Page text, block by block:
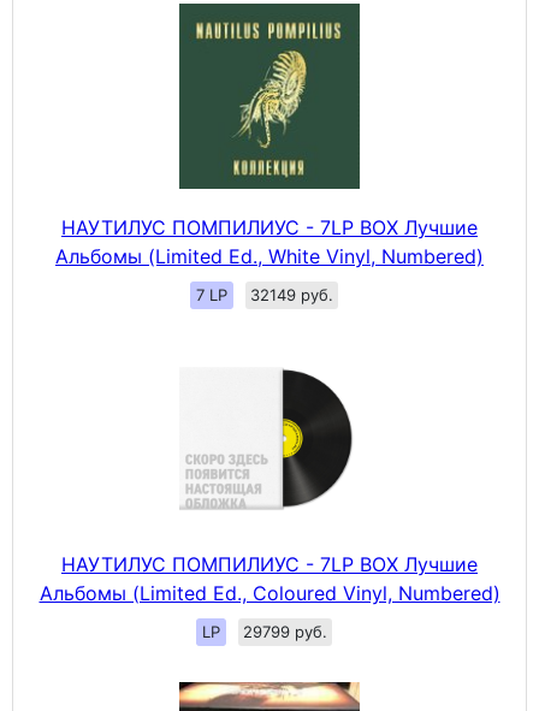
НАУТИЛУС ПОМПИЛИУС - 7LP BOX Лучшие
Альбомы (Limited Ed., White Vinyl, Numbered)
7 LP 32149 руб.
НАУТИЛУС ПОМПИЛИУС - 7LP BOX Лучшие
Альбомы (Limited Ed., Coloured Vinyl, Numbered)
LP 29799 руб.